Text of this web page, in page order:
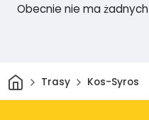
Obecnie nie ma
DomTrasy Kos-Syros